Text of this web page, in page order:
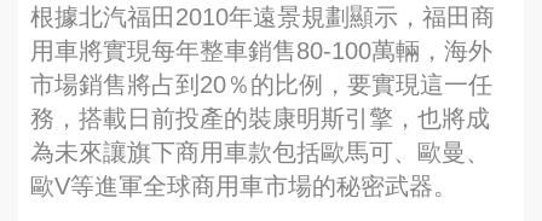
根據北汽福田2010年遠景規劃顯示，福田商
用車將實現每年整車銷售80-100萬輛，海外
市場銷售將占到20％的比例，要實現這一任
務，搭載日前投產的裝康明斯引擎，也將成
為未來讓旗下商用車款包括歐馬可、歐曼、
歐V等進軍全球商用車市場的秘密武器。